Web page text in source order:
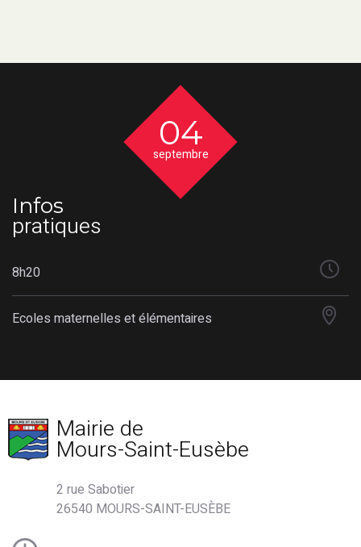
04
septembre
Infos
pratiques
8h20
Ecoles maternelles et élémentaires
Mairie de
Mours-Saint-Eusèbe
2 rue Sabotier
26540 MOURS-SAINT-EUSÈBE